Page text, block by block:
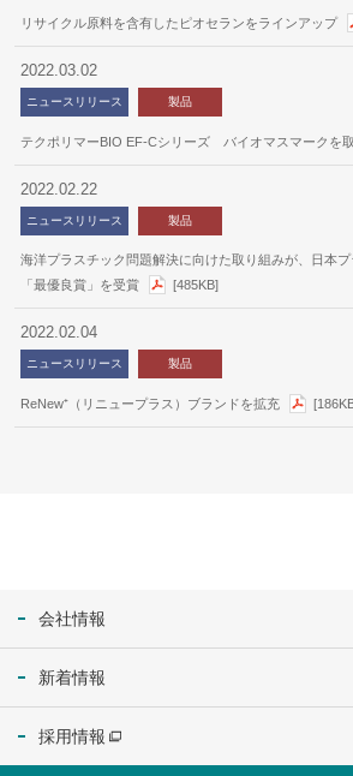
リサイクル原料を含有したピオセランをラインアップ
2022.03.02
ニュースリリース 製品
テクポリマーBIO EF-Cシリーズ バイオマスマークを
2022.02.22
ニュースリリース 製品
海洋プラスチック問題解決に向けた取り組みが、日本
「最優良賞」を受賞
[485KB]
2022.02.04
ニュースリリース 製品
ReNew⁺（リニュープラス）ブランドを拡充
会社情報
新着情報
採用情報